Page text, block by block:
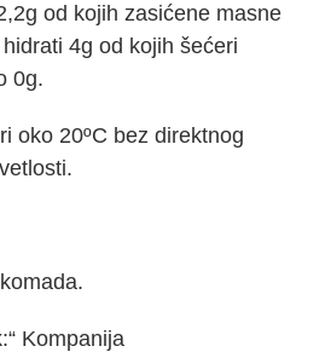
od kojih zasićene masne
4g od kojih šećeri
0g.
oko 20ºC bez direktnog
Kompanija